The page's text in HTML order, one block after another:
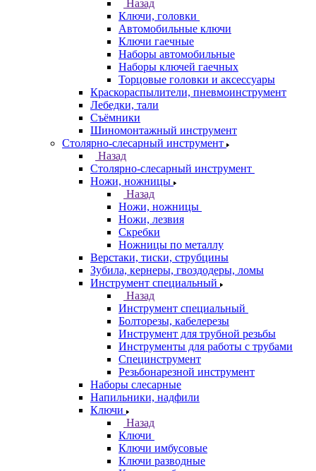
Назад
Ключи, головки
Автомобильные ключи
Ключи гаечные
Наборы автомобильные
Наборы ключей гаечных
Торцовые головки и аксессуары
Краскораспылители, пневмоинструмент
Лебедки, тали
Съёмники
Шиномонтажный инструмент
Столярно-слесарный инструмент
Назад
Столярно-слесарный инструмент
Ножи, ножницы
Назад
Ножи, ножницы
Ножи, лезвия
Скребки
Ножницы по металлу
Верстаки, тиски, струбцины
Зубила, кернеры, гвоздодеры, ломы
Инструмент специальный
Назад
Инструмент специальный
Болторезы, кабелерезы
Инструмент для трубной резьбы
Инструменты для работы с трубами
Специнструмент
Резьбонарезной инструмент
Наборы слесарные
Напильники, надфили
Ключи
Назад
Ключи
Ключи имбусовые
Ключи разводные